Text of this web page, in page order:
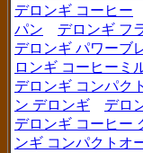
デロンギ コーヒー
パン
デロンギ フ
デロンギ パワーブ
ロンギ コーヒーミ
デロンギ コンパク
ン デロンギ
デロ
デロンギ コーヒー
ンギ コンパクトオ